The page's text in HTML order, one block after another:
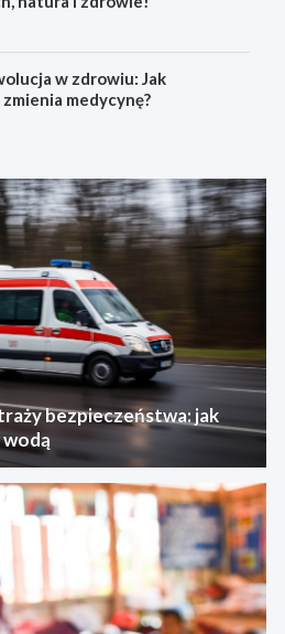
w zdrowiu: Jak
medycynę?
bezpieczeństwa: jak
wodą